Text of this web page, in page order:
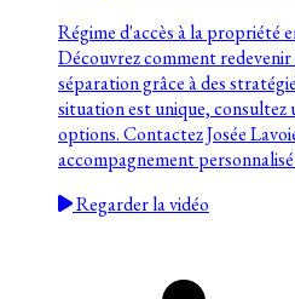
Régime d'accès à la propriété
Découvrez comment
séparation grâce à des
situation est unique,
options. Contactez Josée
accompagnement
Regarder la vidéo